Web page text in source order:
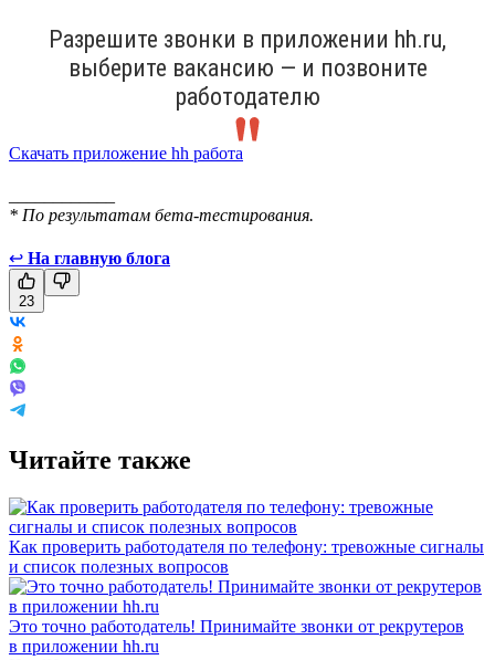
Разрешите звонки в приложении hh.ru,
выберите вакансию — и позвоните
работодателю
Скачать приложение hh работа
* По результатам бета-тестирования.
↩ На главную блога
23
Читайте также
Как проверить работодателя по телефону: тревожные сигналы
и список полезных вопросов
Это точно работодатель! Принимайте звонки от рекрутеров
в приложении hh.ru